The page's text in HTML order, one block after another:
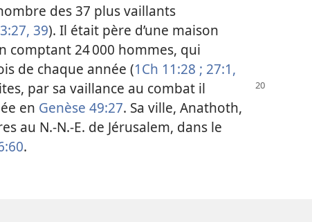
des 37 plus vaillants
39). Il était père d’une maison
comptant 24 000 hommes, qui
de chaque année (1Ch 11:28 ; 27:1,
par sa vaillance au combat il
en Genèse 49:27. Sa ville, Anathoth,
au N.-N.-E. de Jérusalem, dans le
.